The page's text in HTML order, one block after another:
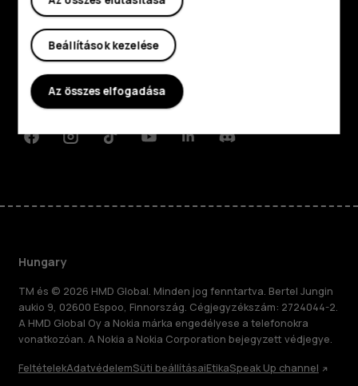
Fedezd fel
Rólunk
Planet and people
Támogatás
FacebookInstagramTiktokYoutubeLinkedinDiscord
Hungary
TM és © 2026 HMD Global. Minden jog fenntartva. Bertel Jungin
aukio 9, 02600 Espoo, Finnország. Cégjegyzékszám: 2724044-2.
A HMD Global Oy a Nokia márka engedélyese a telefonokra
vonatkozóan. A Nokia a Nokia Corporation bejegyzett védjegye.
FeltételekAdatvédelemSüti beállításaiEtikaSpeak Up channel
Beállítások kezelése
Az összes elfogadása